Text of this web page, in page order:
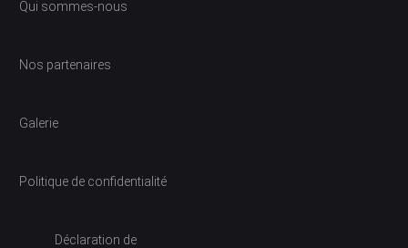
Qui sommes-nous
Nos partenaires
Galerie
Politique de confidentialité
Déclaration de